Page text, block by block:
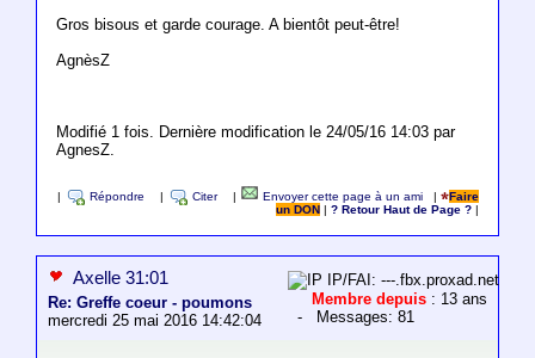
Gros bisous et garde courage. A bientôt peut-être!
AgnèsZ
Modifié 1 fois. Dernière modification le 24/05/16 14:03 par
AgnesZ.
Répondre Citer Envoyer cette page à un ami |
Faire
un DON
|? Retour Haut de Page ?
Axelle 31:01
Re: Greffe coeur - poumons
mercredi 25 mai 2016 14:42:04
IP/FAI: ---.fbx.proxad.net
Membre depuis : 13 ans
- Messages: 81